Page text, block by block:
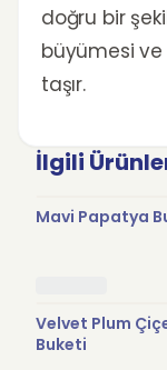
doğru bir
büyümesi
taşır.
İlgili
Mavi Papatya
Velvet Plum
Buketi